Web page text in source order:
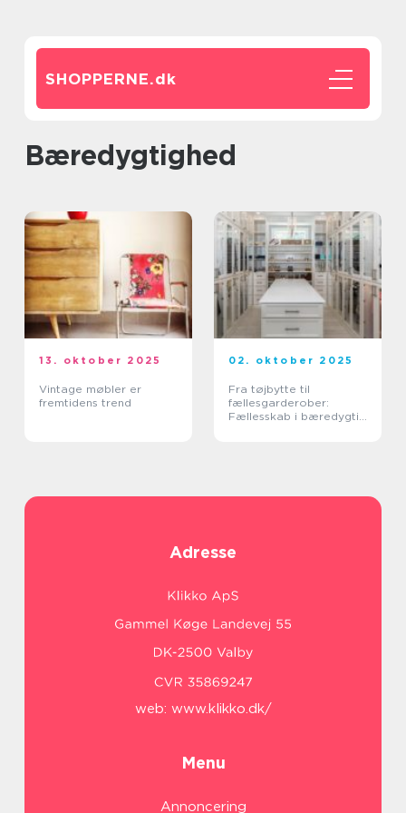
SHOPPERNE.dk
Bæredygtighed
13. oktober 2025
Vintage møbler er
fremtidens trend
02. oktober 2025
Fra tøjbytte til
fællesgarderober:
Fællesskab i bæredygtig
Adresse
web: www.klikko.dk/
Menu
Annoncering